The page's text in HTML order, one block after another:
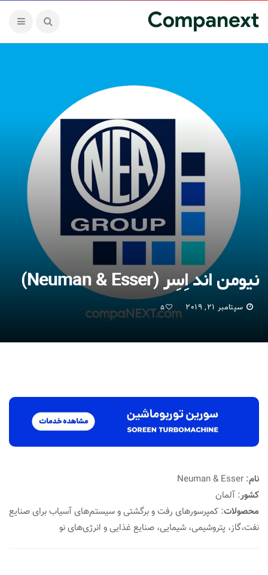
نیومن اند اِسِر (Neuman & Esser)
سپتامبر 21, 2019 5
نام: Neuman & Esser
کشور: آلمان
محصولات: کمپرسورهای رفت و برگشتی و سیستم‌های آسیاب برای صنایع
نفت،‌گاز، پتروشیمی، شیمایی، صنایع غذایی و انرژی‌های نو